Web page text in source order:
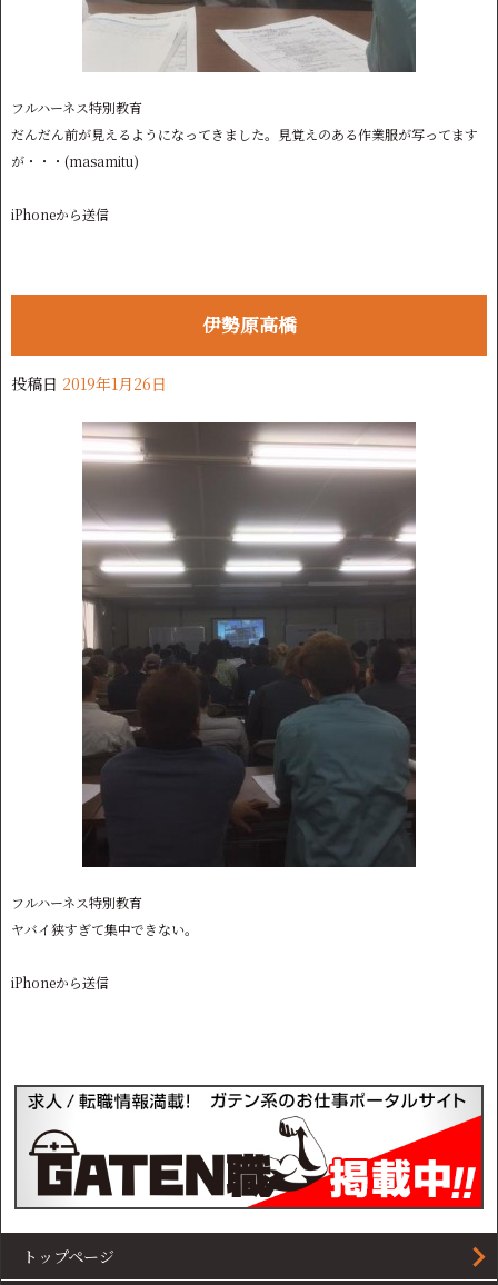
フルハーネス特別教育
だんだん前が見えるようになってきました。見覚えのある作業服が写ってます
が・・・(masamitu)
iPhoneから送信
伊勢原高橋
投稿日 2019年1月26日
フルハーネス特別教育
ヤバイ狭すぎて集中できない。
iPhoneから送信
トップページ